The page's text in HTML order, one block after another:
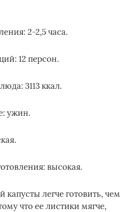
2-2,5 часа.
12 персон.
3113 ккал.
ужин.
высокая.
капусты легче готовить, чем
что ее листики мягче,